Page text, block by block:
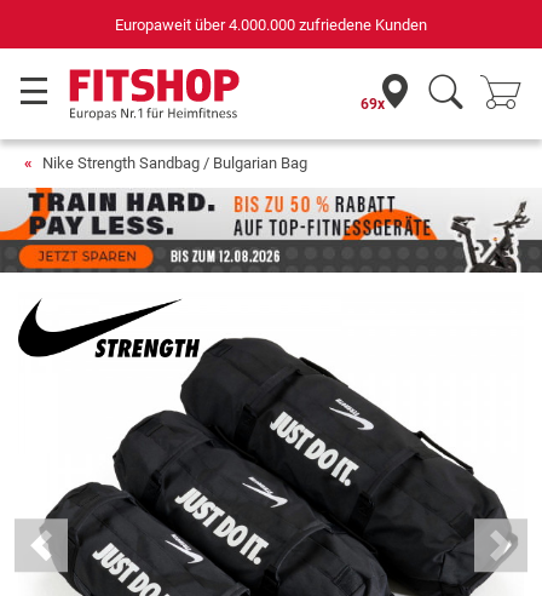
für Sportgeräte (n-tv+DISQ 2016-2024)
69x
Nike Strength Sandbag / Bulgarian Bag
Previous Next